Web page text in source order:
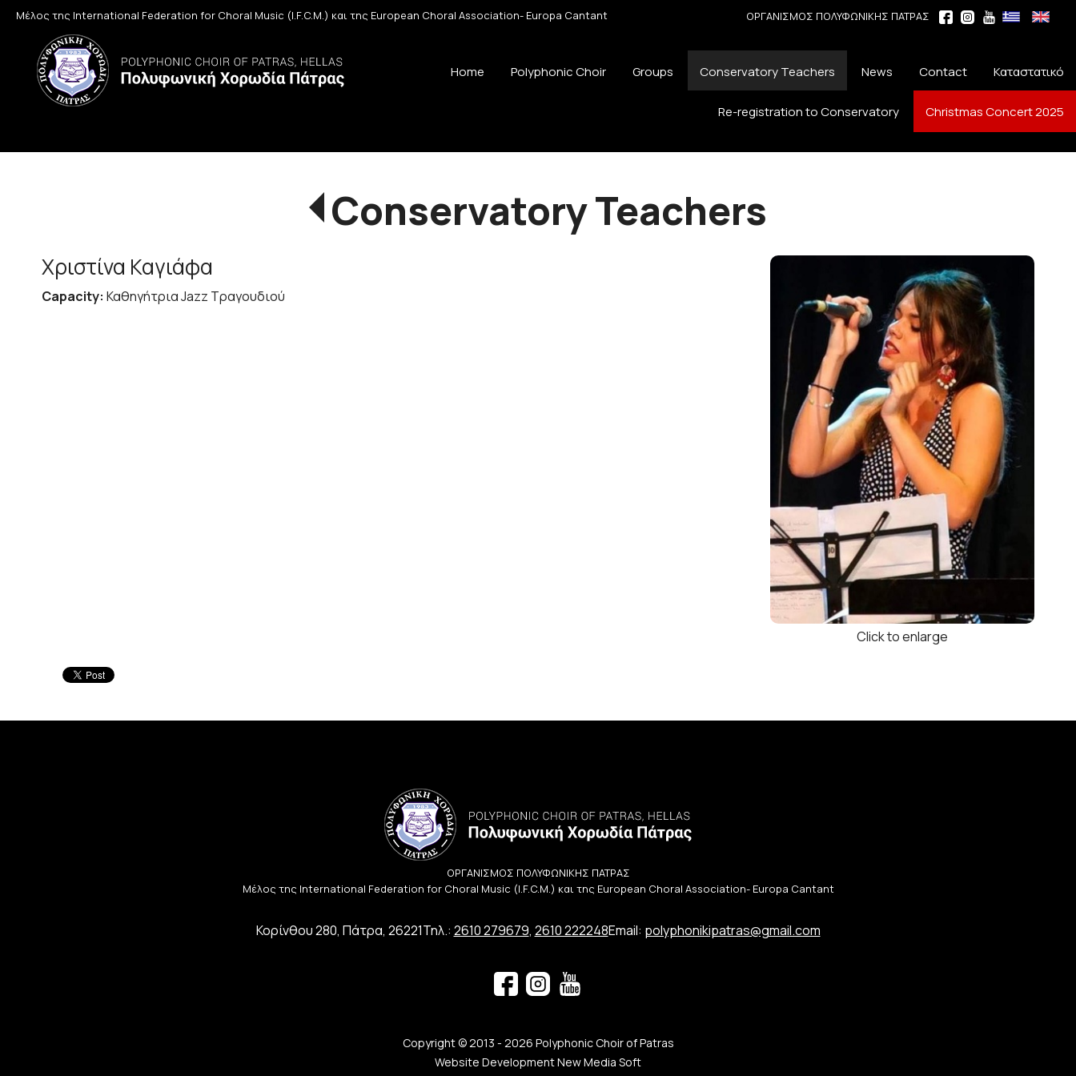
ΟΡΓΑΝΙΣΜΟΣ ΠΟΛΥΦΩΝΙΚΗΣ ΠΑΤΡΑΣ
Μέλος της International Federation for Choral Music (I.F.C.M.) και της European Choral Association- Europa Cantant
Home Polyphonic Choir Groups Conservatory Teachers News Contact Καταστατικό
Re-registration to Conservatory Christmas Concert 2025
Conservatory Teachers
Click to enlarge
Χριστίνα Καγιάφα
Capacity: Καθηγήτρια Jazz Τραγουδιού
ΟΡΓΑΝΙΣΜΟΣ ΠΟΛΥΦΩΝΙΚΗΣ ΠΑΤΡΑΣ
Μέλος της International Federation for Choral Music (I.F.C.M.) και της European Choral Association- Europa Cantant
Κορίνθου 280, Πάτρα, 26221Τηλ.: 2610 279679, 2610 222248Email: polyphonikipatras@gmail.com
Copyright © 2013 - 2026 Polyphonic Choir of Patras
Website Development New Media Soft